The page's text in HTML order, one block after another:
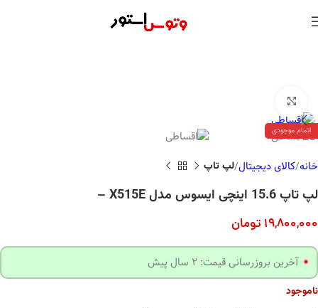
اتمام موجودی
خانه کالای دیجیتال لپ تاپ
لپ تاپ 15.6 اینچی ایسوس مدل X515E –
19,800,000 تومان
آخرین بروزرسانی قیمت: 2 سال پیش
ناموجود